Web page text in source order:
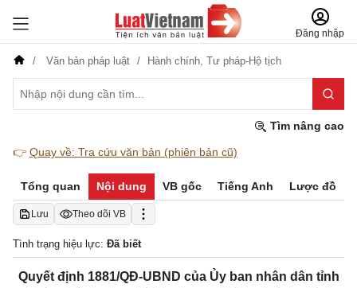
Đăng nhập
Văn bản pháp luật Hành chính, Tư pháp-Hộ tịch
Tìm nâng cao
👉 Quay về: Tra cứu văn bản (phiên bản cũ)
Tổng quan Nội dung VB gốc Tiếng Anh Lược đồ
Lưu Theo dõi VB
Tình trạng hiệu lực: Đã biết
Quyết định 1881/QĐ-UBND của Ủy ban nhân dân tỉnh